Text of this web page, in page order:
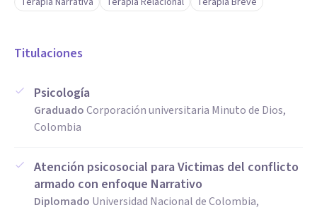
Titulaciones
Psicología
GraduadoCorporación universitaria Minuto de Dios,
Colombia
Atención psicosocial para Victimas del conflicto
armado con enfoque Narrativo
Diplomado Universidad Nacional de Colombia,